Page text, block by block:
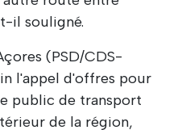
il souligné.
(PSD/CDS-
l'appel d'offres pour
public de transport
de la région,